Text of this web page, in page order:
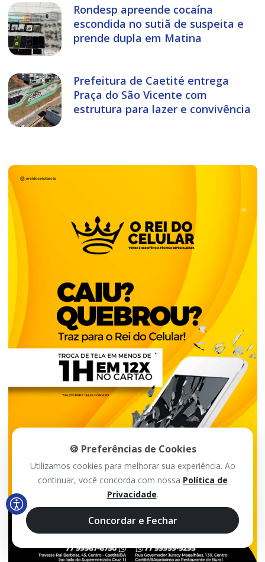
Rondesp apreende cocaína
escondida no sutiã de suspeita e
prende dupla em Matina
Prefeitura de Caetité entrega
Praça do São Vicente com
estrutura para lazer e convivência
🍪 Preferências de Cookies
Utilizamos cookies para melhorar sua experiência. Ao
continuar, você concorda com nossa Política de
Privacidade.
Concordar e Fechar